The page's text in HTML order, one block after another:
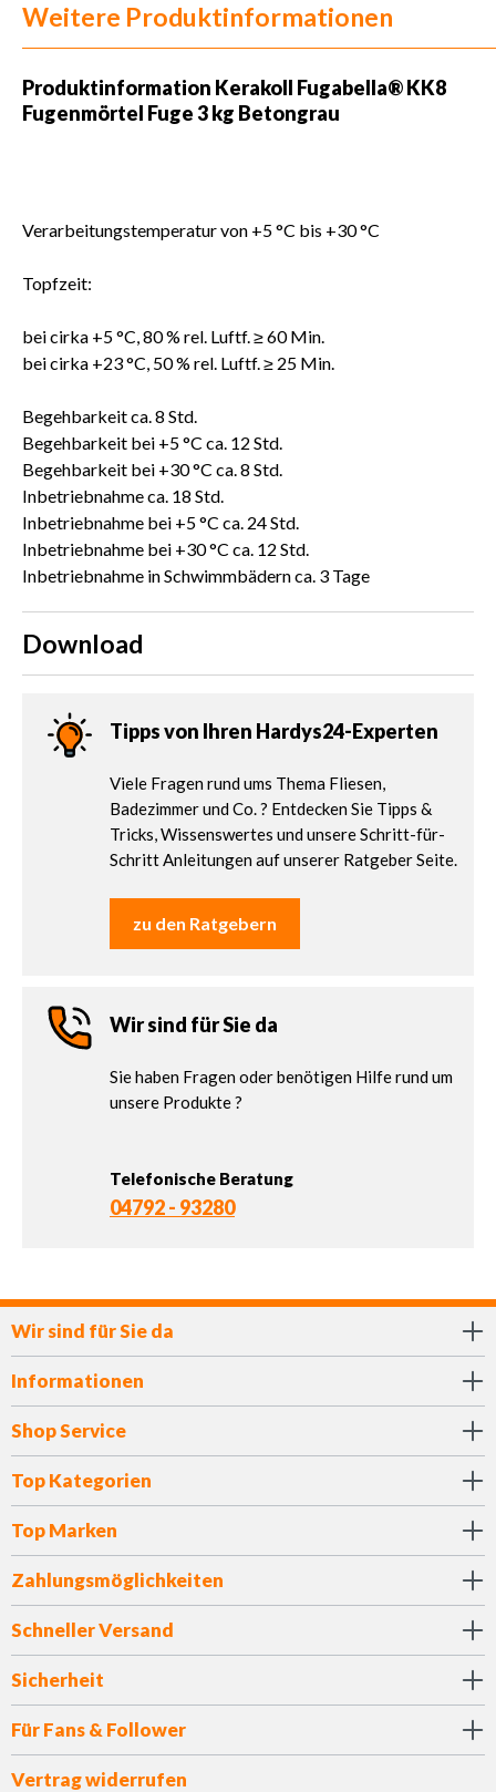
Weitere Produktinformationen
Produktinformation Kerakoll Fugabella® KK8
Fugenmörtel Fuge 3 kg Betongrau
Verarbeitungstemperatur von +5 °C bis +30 °C
Topfzeit:
bei cirka +5 °C, 80 % rel. Luftf. ≥ 60 Min.
bei cirka +23 °C, 50 % rel. Luftf. ≥ 25 Min.
Begehbarkeit ca. 8 Std.
Begehbarkeit bei +5 °C ca. 12 Std.
Begehbarkeit bei +30 °C ca. 8 Std.
Inbetriebnahme ca. 18 Std.
Inbetriebnahme bei +5 °C ca. 24 Std.
Inbetriebnahme bei +30 °C ca. 12 Std.
Inbetriebnahme in Schwimmbädern ca. 3 Tage
Download
Tipps von Ihren Hardys24-Experten
Viele Fragen rund ums Thema Fliesen,
Badezimmer und Co. ? Entdecken Sie Tipps &
Tricks, Wissenswertes und unsere Schritt-für-
Schritt Anleitungen auf unserer Ratgeber Seite.
zu den Ratgebern
Wir sind für Sie da
Sie haben Fragen oder benötigen Hilfe rund um
unsere Produkte ?
Telefonische Beratung
04792 - 93280
Wir sind für Sie da
Informationen
Shop Service
Top Kategorien
Top Marken
Zahlungsmöglichkeiten
Schneller Versand
Sicherheit
Für Fans & Follower
Vertrag widerrufen